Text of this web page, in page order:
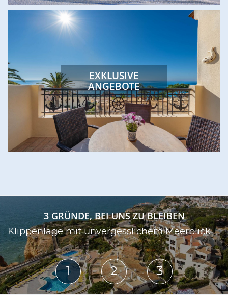
EXKLUSIVE
ANGEBOTE
3 GRÜNDE, BEI UNS ZU BLEIBEN
Klippenlage mit unvergesslichem Meerblick.
1 2 3